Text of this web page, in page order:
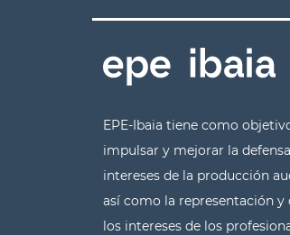
EPE-Ibaia tiene como
impulsar y mejorar la
intereses de la producción
así como la representación y
los intereses de los